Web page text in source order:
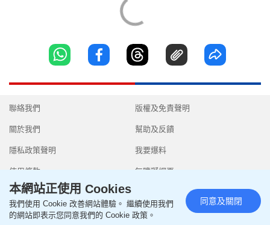
聯絡我們
關於我們
隱私政策聲明
使用條款
版權及免責聲明
幫助及反饋
我要爆料
無障礙網頁
Copyright © 2026 SingTao Ltd.All rights reserved.
本網站正使用 Cookies
我們使用 Cookie 改善網站體驗。 繼續使用我們
的網站即表示您同意我們的 Cookie 政策。
同意及關閉